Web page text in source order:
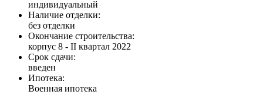
индивидуальный
Наличие отделки:
без отделки
Окончание строительства:
корпус 8 - II квартал 2022
Срок сдачи:
введен
Ипотека:
Военная ипотека